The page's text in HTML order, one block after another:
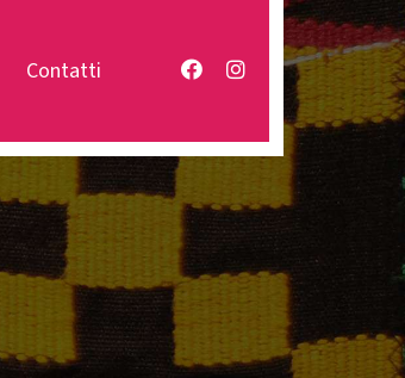
Contatti FacebookInstagram